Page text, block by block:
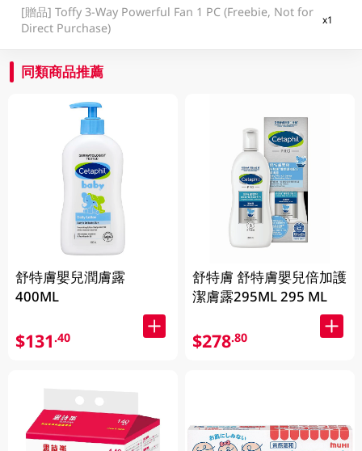
[贈品]Toffy 3-Way Powerful Fan 1 PC (Freebie, Not for
Direct Purchase)
x1
同類商品推薦
舒特膚嬰兒潤膚露
400ML
$131.40
舒特膚 舒特膚嬰兒倍加護
潔膚露295ML 295 ML
$278.80